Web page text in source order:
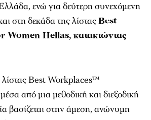
ενώ για δεύτερη συνεχόμενη
στη δεκάδα της λίσταςBest
Hellas, κατακτώντας
Best Workplaces™
από μια μεθοδική και διεξοδική
βασίζεται στην άμεση, ανώνυμη